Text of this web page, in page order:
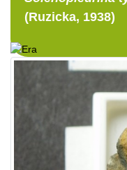
(Ruzicka, 1938)